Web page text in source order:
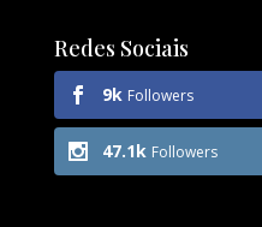
Redes Sociais
9k Followers
47.1k Followers